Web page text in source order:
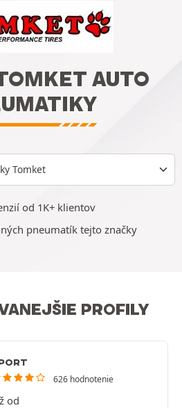
AUTO
Tomket
od 1K+ klientov
pneumatík tejto značky
PROFILY
626 hodnotenie
od